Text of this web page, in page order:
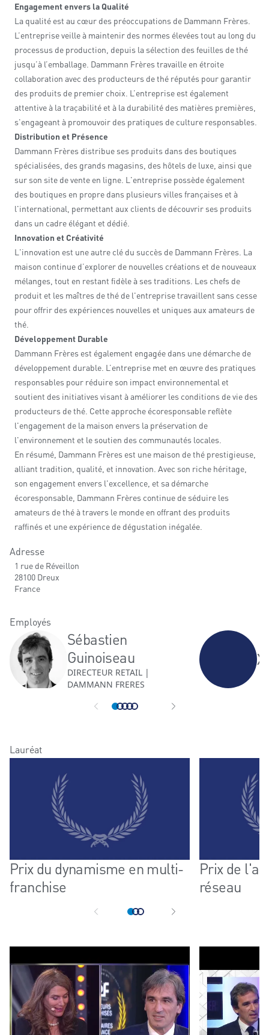
Engagement envers la Qualité
La qualité est au cœur des préoccupations de Dammann Frères.
L’entreprise veille à maintenir des normes élevées tout au long du
processus de production, depuis la sélection des feuilles de thé
jusqu’à l’emballage. Dammann Frères travaille en étroite
collaboration avec des producteurs de thé réputés pour garantir
des produits de premier choix. L’entreprise est également
attentive à la traçabilité et à la durabilité des matières premières,
s'engageant à promouvoir des pratiques de culture responsables.
Distribution et Présence
Dammann Frères distribue ses produits dans des boutiques
spécialisées, des grands magasins, des hôtels de luxe, ainsi que
sur son site de vente en ligne. L'entreprise possède également
des boutiques en propre dans plusieurs villes françaises et à
l'international, permettant aux clients de découvrir ses produits
dans un cadre élégant et dédié.
Innovation et Créativité
L'innovation est une autre clé du succès de Dammann Frères. La
maison continue d’explorer de nouvelles créations et de nouveaux
mélanges, tout en restant fidèle à ses traditions. Les chefs de
produit et les maîtres de thé de l'entreprise travaillent sans cesse
pour offrir des expériences nouvelles et uniques aux amateurs de
thé.
Développement Durable
Dammann Frères est également engagée dans une démarche de
développement durable. L’entreprise met en œuvre des pratiques
responsables pour réduire son impact environnemental et
soutient des initiatives visant à améliorer les conditions de vie des
producteurs de thé. Cette approche écoresponsable reflète
l'engagement de la maison envers la préservation de
l'environnement et le soutien des communautés locales.
En résumé, Dammann Frères est une maison de thé prestigieuse,
alliant tradition, qualité, et innovation. Avec son riche héritage,
son engagement envers l'excellence, et sa démarche
écoresponsable, Dammann Frères continue de séduire les
amateurs de thé à travers le monde en offrant des produits
raffinés et une expérience de dégustation inégalée.
Adresse
1 rue de Réveillon
28100 Dreux
France
Employés
Sébastien
Guinoiseau
DIRECTEUR RETAIL |
DAMMANN FRERES
Lauréat
Prix du dynamisme en multi-
franchise
Prix de
réseau